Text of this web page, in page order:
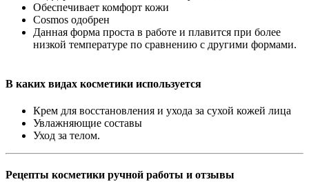
Обеспечивает комфорт кожи
Cosmos одобрен
Данная форма проста в работе и плавится при более
низкой температуре по сравнению с другими формами.
В каких видах косметики используется
Крем для восстановления и ухода за сухой кожей лица
Увлажняющие составы
Уход за телом.
Рецепты косметики ручной работы и отзывы